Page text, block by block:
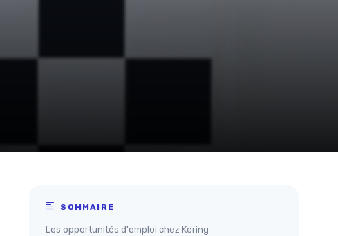
SOMMAIRE
Les opportunités d'emploi chez Kering